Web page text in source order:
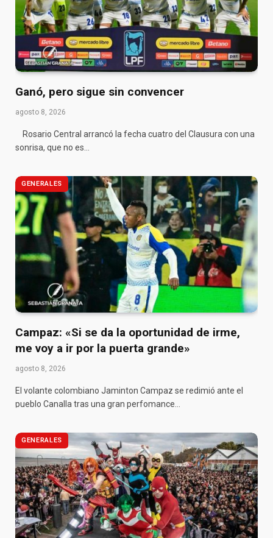
Ganó, pero sigue sin convencer
agosto 8, 2026
Rosario Central arrancó la fecha cuatro del Clausura con una
sonrisa, que no es…
GENERALES
Campaz: «Si se da la oportunidad de irme,
me voy a ir por la puerta grande»
agosto 8, 2026
El volante colombiano Jaminton Campaz se redimió ante el
pueblo Canalla tras una gran perfomance…
GENERALES